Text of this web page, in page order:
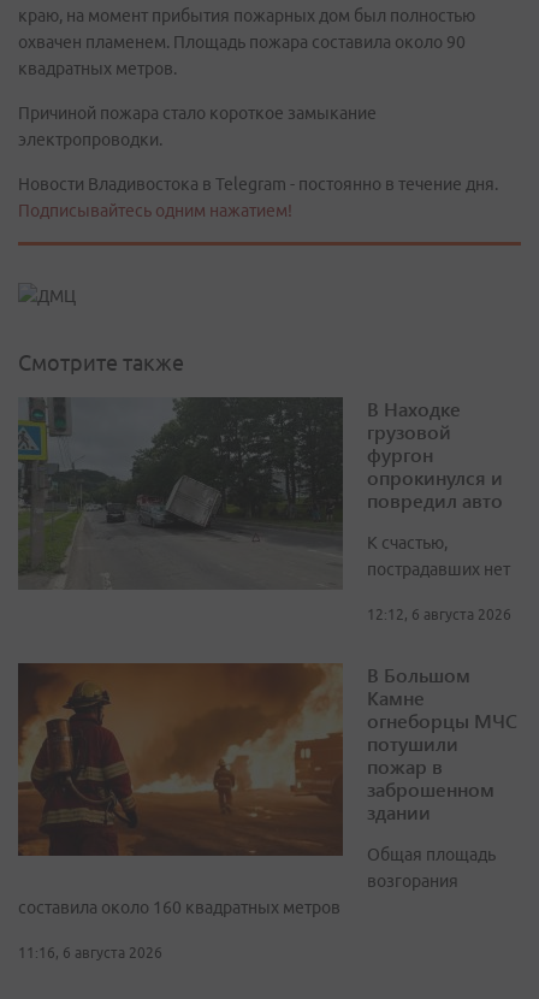
краю, на момент прибытия пожарных дом был полностью
охвачен пламенем. Площадь пожара составила около 90
квадратных метров.
Причиной пожара стало короткое замыкание
электропроводки.
Новости Владивостока в Telegram - постоянно в течение дня.
Подписывайтесь одним нажатием!
Смотрите также
В Находке
грузовой
фургон
опрокинулся и
повредил авто
К счастью,
пострадавших нет
12:12, 6 августа 2026
В Большом
Камне
огнеборцы МЧС
потушили
пожар в
заброшенном
здании
Общая площадь
возгорания
составила около 160 квадратных метров
11:16, 6 августа 2026